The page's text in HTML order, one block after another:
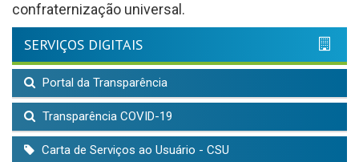
confraternização universal.
SERVIÇOS DIGITAIS
Portal da Transparência
Transparência COVID-19
Carta de Serviços ao Usuário - CSU